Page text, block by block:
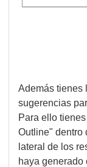
Además tienes
sugerencias
Para ello
Outline" dentro
lateral de los
haya generado